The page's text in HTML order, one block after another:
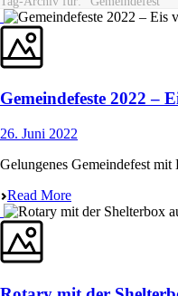
Gemeindefeste 2022 –
26. Juni 2022
Gelungenes Gemeindefest
Read More